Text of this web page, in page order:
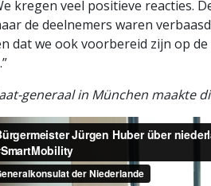
kregen veel positieve reacties.
de deelnemers waren
dat we ook voorbereid zijn op
generaal in München maakte